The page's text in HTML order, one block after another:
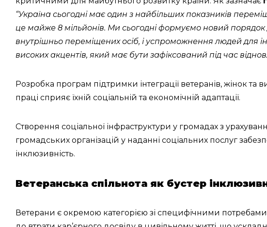
“Україна сьогодні має один з найбільших показників
це майже 8 мільйонів. Ми сьогодні формуємо новий порядок
внутрішньо переміщених осіб, і успроможнення людей для
високих акцентів, який має бути зафіксований під час
Розробка програм підтримки інтеграції ветеранів, жінок
праці сприяє їхній соціальній та економічній адаптації.
Створення соціальної інфраструктури у громадах з
громадських організацій у наданні соціальних послуг
інклюзивність.
Ветеранська спільнота як бустер
Ветерани є окремою категорією зі специфічними